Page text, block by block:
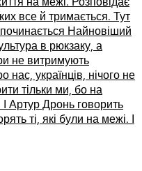
все й тримається. Тут
Найновіший
в рюкзаку, а
не витримують
нас, українців, нічого не
тільки ми, бо на
Артур Дронь говорить
ті, які були на межі. І